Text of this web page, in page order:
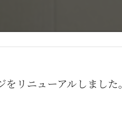
をリニューアルしました。